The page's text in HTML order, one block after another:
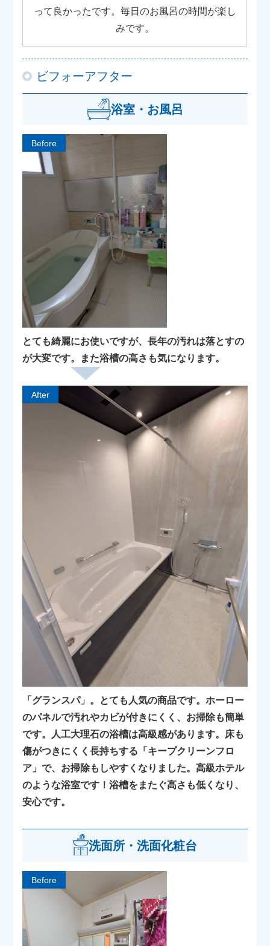
って良かったです。毎日のお風呂の時間が楽し
みです。
ビフォーアフター
浴室・お風呂
とても綺麗にお使いですが、長年の汚れは落とすの
が大変です。また浴槽の高さも気になります。
Before
After
「グランスパ」。とても人気の商品です。ホーロー
のパネルで汚れやカビが付きにくく、お掃除も簡単
です。人工大理石の浴槽は高級感があります。床も
傷がつきにくく長持ちする「キープクリーンフロ
ア」で、お掃除もしやすくなりました。高級ホテル
のような浴室です！浴槽をまたぐ高さも低くなり、
安心です。
洗面所・洗面化粧台
Before